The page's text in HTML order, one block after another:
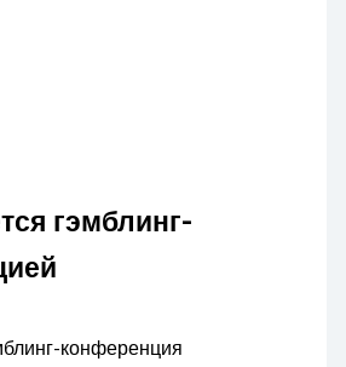
гэмблинг-
конференция